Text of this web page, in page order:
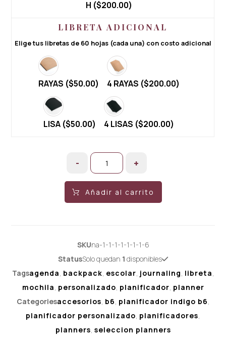
H ($200.00)
LIBRETA ADICIONAL
Elige tus libretas de 60 hojas (cada una) con costo adicional
RAYAS ($50.00) 4 RAYAS ($200.00)
LISA ($50.00) 4 LISAS ($200.00)
- +
Añadir al carrito
SKUna-1-1-1-1-1-1-1-6
StatusSolo quedan 1 disponibles
Tagsagenda, backpack, escolar, journaling, libreta,
mochila, personalizado, planificador, planner
Categoriesaccesorios, b6, planificador indigo b6,
planificador personalizado, planificadores,
planners, seleccion planners